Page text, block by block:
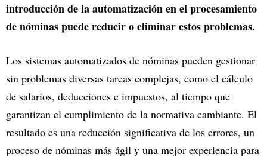
introducción de la automatización en el procesamiento
de nóminas puede reducir o eliminar estos problemas.
Los sistemas automatizados de nóminas pueden gestionar
sin problemas diversas tareas complejas, como el cálculo
de salarios, deducciones e impuestos, al tiempo que
garantizan el cumplimiento de la normativa cambiante. El
resultado es una reducción significativa de los errores, un
proceso de nóminas más ágil y una mejor experiencia para